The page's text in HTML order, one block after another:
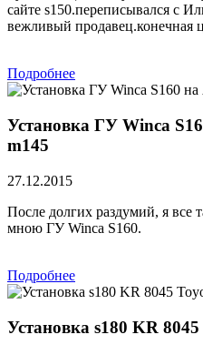
сайте s150.переписывался с
вежливый продавец.конечная
Подробнее
Установка ГУ Winca
m145
27.12.2015
После долгих раздумий, я все
мною ГУ Winca S160.
Подробнее
Установка s180 KR